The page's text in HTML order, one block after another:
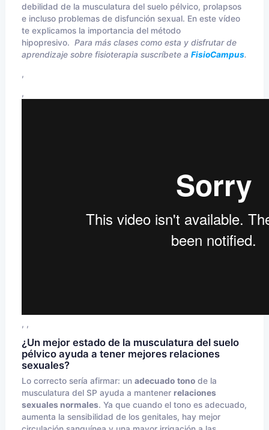
debilidad de la musculatura del suelo pélvico, prolapsos
e incluso problemas de disfunción sexual. En este vídeo
te explicamos la importancia del método
hipopresivo. Para más clases como esta y disfrutar de
aprendizaje sobre fisioterapia suscríbete a FisioCampus.
,
,
, ,
¿Un mejor estado de la musculatura del suelo
pélvico ayuda a tener mejores relaciones
sexuales?
Lo correcto sería afirmar: un adecuado tono de la
musculatura del SP ayuda a mantener relaciones
sexuales normales. Ya que cuando el tono es adecuado,
aumenta la sensibilidad de los genitales, hay mejor